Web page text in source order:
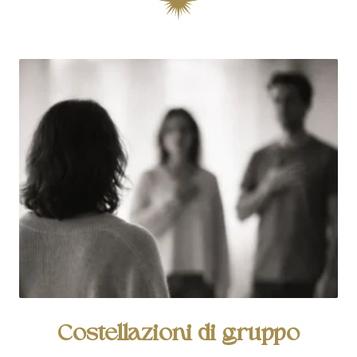
Costellazioni di gruppo